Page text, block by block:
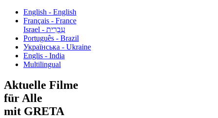
English - English
Français - France
עִבְרִית - Israel
Português - Brazil
Українська - Ukraine
Englis - India
Multilingual
Aktuelle Filme
für Alle
mit GRETA